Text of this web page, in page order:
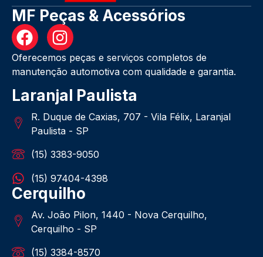
MF Peças & Acessórios
Oferecemos peças e serviços completos de
manutenção automotiva com qualidade e garantia.
Laranjal Paulista
R. Duque de Caxias, 707 - Vila Félix, Laranjal
Paulista - SP
(15) 3383-9050
(15) 97404-4398
Cerquilho
Av. João Pilon, 1440 - Nova Cerquilho,
Cerquilho - SP
(15) 3384-8570